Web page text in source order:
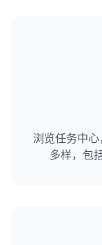
浏览任务中
多样，包